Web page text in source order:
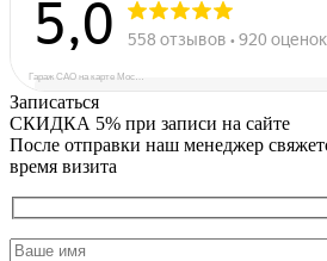
Гараж САО на карте Москвы — Яндекс Карты
Записаться
СКИДКА 5% при записи на сайте
После отправки наш менеджер
время визита